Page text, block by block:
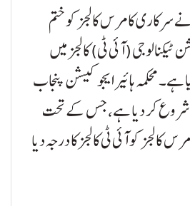
سرکاری کامرس کالجز کو ختم
ٹیکنالوجی (آئی ٹی) کالجز میں
ہے۔ محکمہ ہائیر ایجوکیشن پنجاب
شروع کر دیا ہے، جس کے تحت
کے تمام 85 کامرس کالجز کو آئی ٹی کالجز کا درجہ دیا